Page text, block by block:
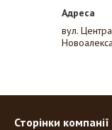
вул.
Сторінки компанії